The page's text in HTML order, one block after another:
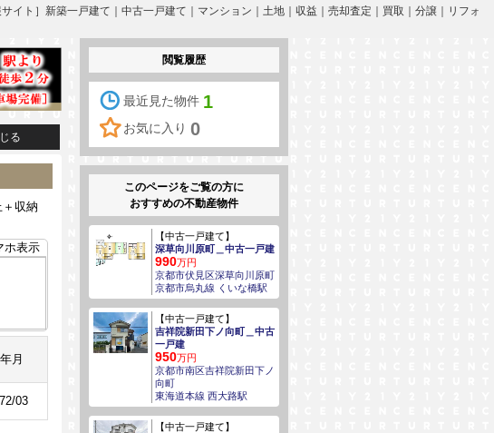
ト］新築一戸建て｜中古一戸建て｜マンション｜土地｜収益｜売却査定｜買取｜分譲｜リフォ
る
収納
ホ表示
加
月
03
閲覧履歴
最近見た物件 1
お気に入り 0
このページをご覧の方に
おすすめの不動産物件
【中古一戸建て】
深草向川原町＿中古一戸建
990万円
京都市伏見区深草向川原町
京都市烏丸線 くいな橋駅
【中古一戸建て】
吉祥院新田下ノ向町＿中古
一戸建
950万円
京都市南区吉祥院新田下ノ
向町
東海道本線 西大路駅
【中古一戸建て】